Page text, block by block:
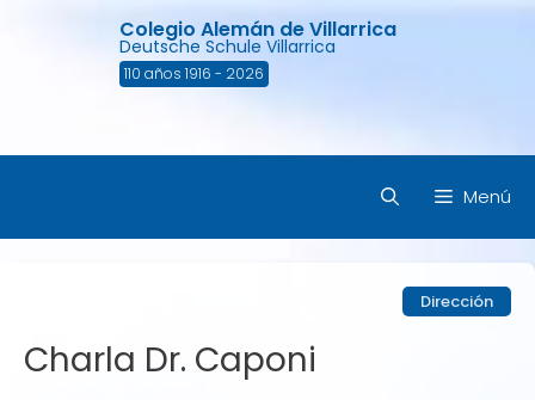
Colegio Alemán de Villarrica
Deutsche Schule Villarrica
110 años 1916 - 2026
Menú
Dirección
Charla Dr. Caponi